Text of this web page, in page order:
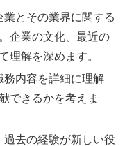
業とその業界に関する
企業の文化、最近の
理解を深めます。
務内容を詳細に理解
できるかを考えま
去の経験が新しい役